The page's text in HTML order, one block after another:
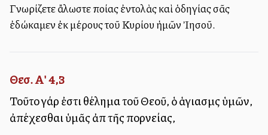
Γνωρίζετε ἄλωστε ποίας ἐντολὰς καὶ ὁδηγίας σᾶς
ἐδώκαμεν ἐκ μέρους τοῦ Κυρίου ἡμῶν Ἰησοῦ.
Θεσ. Α' 4,3
Τοῦτο γάρ ἐστι θέλημα τοῦ Θεοῦ, ὁ ἁγιασμὸς ὑμῶν,
ἀπέχεσθαι ὑμᾶς ἀπὸ τῆς πορνείας,